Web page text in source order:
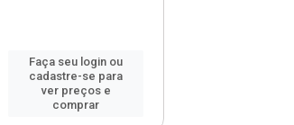
Faça seu login ou
cadastre-se para
ver preços e
comprar